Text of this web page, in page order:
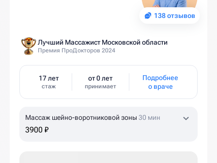
138 отзывов
Лучший Массажист Московской области
Премия ПроДокторов 2024
17 лет
стаж
от 0 лет
принимает
Подробнее
о враче
Массаж шейно-воротниковой зоны 30 мин
3900 ₽